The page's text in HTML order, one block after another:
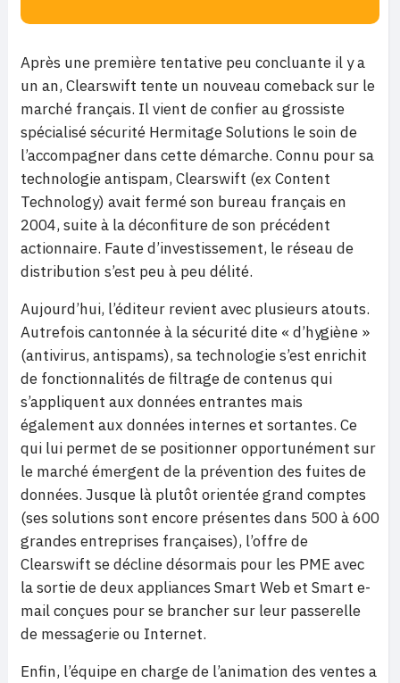
Après une première tentative peu concluante il y a
un an, Clearswift tente un nouveau comeback sur le
marché français. Il vient de confier au grossiste
spécialisé sécurité Hermitage Solutions le soin de
l’accompagner dans cette démarche. Connu pour sa
technologie antispam, Clearswift (ex Content
Technology) avait fermé son bureau français en
2004, suite à la déconfiture de son précédent
actionnaire. Faute d’investissement, le réseau de
distribution s’est peu à peu délité.
Aujourd’hui, l’éditeur revient avec plusieurs atouts.
Autrefois cantonnée à la sécurité dite « d’hygiène »
(antivirus, antispams), sa technologie s’est enrichit
de fonctionnalités de filtrage de contenus qui
s’appliquent aux données entrantes mais
également aux données internes et sortantes. Ce
qui lui permet de se positionner opportunément sur
le marché émergent de la prévention des fuites de
données. Jusque là plutôt orientée grand comptes
(ses solutions sont encore présentes dans 500 à 600
grandes entreprises françaises), l’offre de
Clearswift se décline désormais pour les PME avec
la sortie de deux appliances Smart Web et Smart e-
mail conçues pour se brancher sur leur passerelle
de messagerie ou Internet.
Enfin, l’équipe en charge de l’animation des ventes a